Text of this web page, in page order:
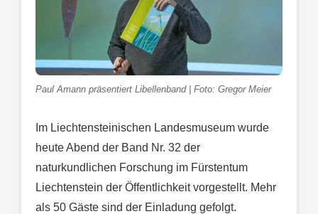
Paul Amann präsentiert Libellenband | Foto: Gregor Meier
Im Liechtensteinischen Landesmuseum wurde
heute Abend der Band Nr. 32 der
naturkundlichen Forschung im Fürstentum
Liechtenstein der Öffentlichkeit vorgestellt. Mehr
als 50 Gäste sind der Einladung gefolgt.